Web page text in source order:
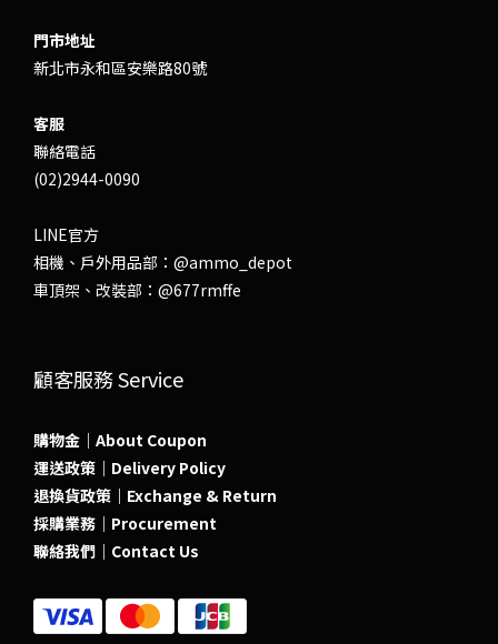
門市地址
新北市永和區安樂路80號
客服
聯絡電話
(02)2944-0090
LINE官方
相機、戶外用品部： @ammo_depot
車頂架、改裝部： @677rmffe
顧客服務 Service
購物金｜About Coupon
運送政策｜Delivery Policy
退換貨政策｜Exchange & Return
採購業務｜Procurement
聯絡我們｜Contact Us